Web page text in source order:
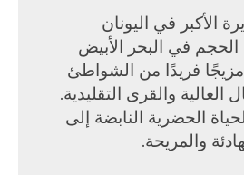
الأكبر في اليونان
في البحر الأبيض
فريدًا من الشواطئ
والقرى التقليدية.
الحضرية النابضة إلى
والمريحة.